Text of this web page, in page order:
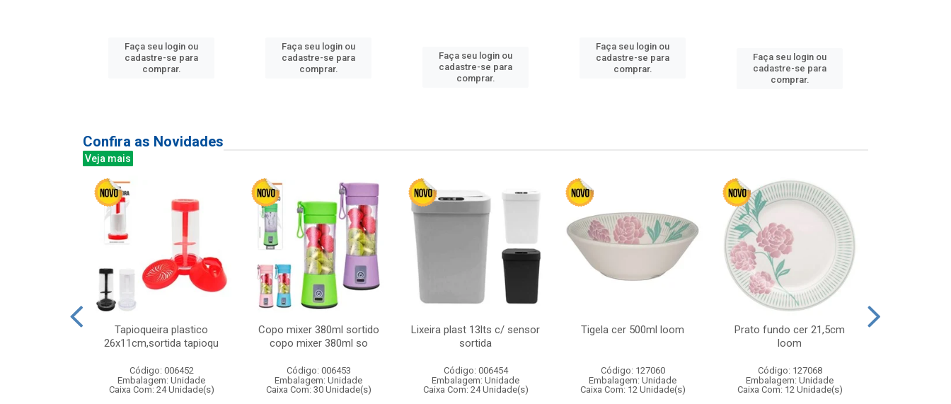
Faça seu login ou
cadastre-se para
comprar.
Faça seu login ou
cadastre-se para
comprar.
Faça seu login ou
cadastre-se para
comprar.
Faça seu login ou
cadastre-se para
comprar.
Faça seu login ou
cadastre-se para
comprar.
Confira as Novidades
Veja mais
Tapioqueira plastico
26x11cm,sortida tapioqu
Código: 006452
Embalagem: Unidade
Caixa Com: 24 Unidade(s)
Copo mixer 380ml sortido
copo mixer 380ml so
Código: 006453
Embalagem: Unidade
Caixa Com: 30 Unidade(s)
Lixeira plast 13lts c/ sensor
sortida
Código: 006454
Embalagem: Unidade
Caixa Com: 24 Unidade(s)
Tigela cer 500ml loom
Código: 127060
Embalagem: Unidade
Caixa Com: 12 Unidade(s)
Prato fundo cer 21,5cm
loom
Código: 127068
Embalagem: Unidade
Caixa Com: 12 Unidade(s)